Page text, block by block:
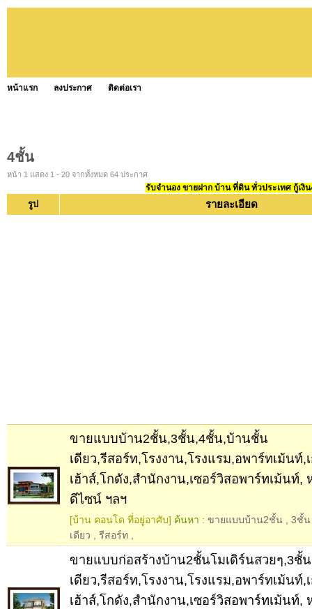
หน้าแรก ลงประกาศ ติดต่อเรา
4ชั้น
หน้า 1 แสดง 1 - 20 จากทั้งหมด 64 ประกาศ
รับจำนอง ขายฝาก บ้าน ที่ดิน ทั่วประเทศ กู้เงิ
รูป รายละเอียด
ขายแบบบ้าน2ชั้น,3ชั้น,4ชั้น,บ้านชั้น
เดียว,รีสอร์ท,โรงงาน,โรงแรม,อพาร์ทเม้นท์,
เฮ้าส์,โกดัง,สำนักงาน,เซอร์วิสอพาร์ทเม้นท์,
ดีไซน์ ฯลฯ
[บ้าน คอนโด ที่อยู่อาศับ] ค้นหา : ขายแบบบ้าน2ชั้น 3ชั้น
เดียว
รีสอร์ท
ขายแบบก่อสร้างบ้าน2ชั้นโมเดิร์นสวยๆ,3ชั้
เดียว,รีสอร์ท,โรงงาน,โรงแรม,อพาร์ทเม้นท์,
เฮ้าส์,โกดัง,สำนักงาน,เซอร์วิสอพาร์ทเม้นท์,